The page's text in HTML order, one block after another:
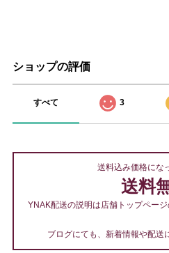
ショップの評価
すべて 3
送料込み価格にな
送料
YNAK配送の説明は店舗トップページ
ブログにても、新着情報や配送